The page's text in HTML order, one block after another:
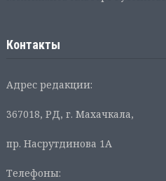
Контакты
Адрес редакции:
367018, РД, г. Махачкала,
пр. Насрутдинова 1А
Телефоны: